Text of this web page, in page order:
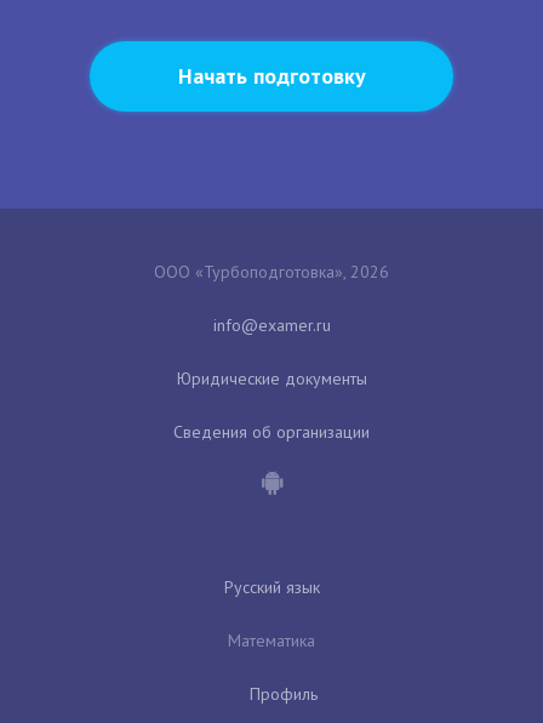
Начать подготовку
ООО «Турбоподготовка», 2026
Юридические документы
Сведения об организации
Русский язык
Математика
Профиль